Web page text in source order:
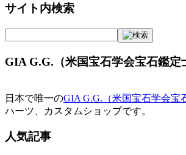
サイト内検索
GIA G.G.（米国宝石学会宝石鑑定
日本で唯一のGIA G.G.（米国宝石学会宝
ハーツ、カスタムショップです。
人気記事